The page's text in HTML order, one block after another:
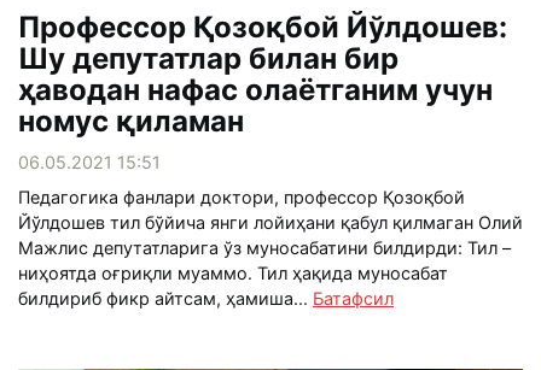
Профессор Қозоқбой Йўлдошев:
Шу депутатлар билан бир
ҳаводан нафас олаётганим учун
номус қиламан
06.05.2021 15:51
Педагогика фанлари доктори, профессор Қозоқбой
Йўлдошев тил бўйича янги лойиҳани қабул қилмаган Олий
Мажлис депутатларига ўз муносабатини билдирди: Тил –
ниҳоятда оғриқли муаммо. Тил ҳақида муносабат
билдириб фикр айтсам, ҳамиша... Батафсил